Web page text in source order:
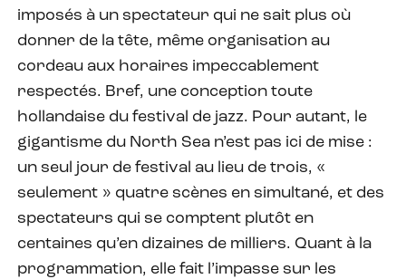
imposés à un spectateur qui ne sait plus où
donner de la tête, même organisation au
cordeau aux horaires impeccablement
respectés. Bref, une conception toute
hollandaise du festival de jazz. Pour autant, le
gigantisme du North Sea n’est pas ici de mise :
un seul jour de festival au lieu de trois, «
seulement » quatre scènes en simultané, et des
spectateurs qui se comptent plutôt en
centaines qu’en dizaines de milliers. Quant à la
programmation, elle fait l’impasse sur les